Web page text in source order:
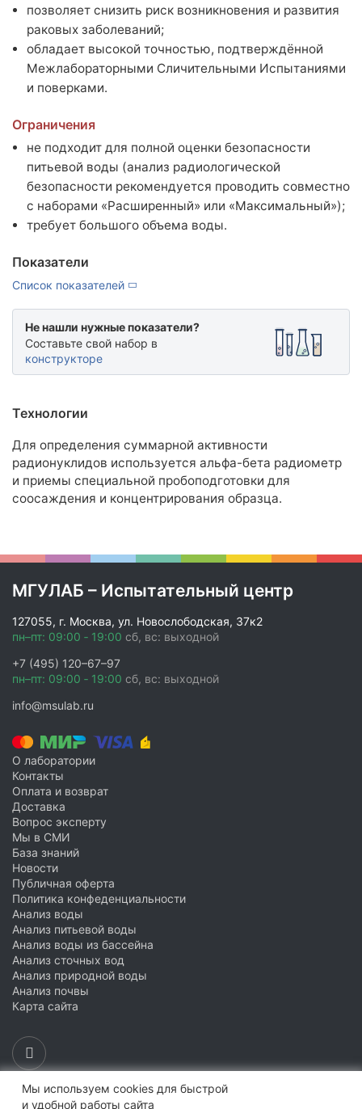
База знаний
Новости
Условия работы и сотрудничества
Доставка
Оплата и возврат
Акции
Публичная оферта
Политика конфиденциальности
Вакансии
Партнёрство
позволяет снизить риск возникновения и развития
раковых заболеваний;
обладает высокой точностью, подтверждённой
Межлабораторными Сличительными Испытаниями
и поверками.
Ограничения
не подходит для полной оценки безопасности
питьевой воды (анализ радиологической
безопасности рекомендуется проводить совместно
с наборами «Расширенный» или «Максимальный»);
требует большого объема воды.
Показатели
Список показателей
Не нашли нужные показатели?
Составьте свой набор в
конструкторе
Технологии
Для определения суммарной активности
радионуклидов используется альфа-бета радиометр
и приемы специальной пробоподготовки для
соосаждения и концентрирования образца.
МГУЛАБ – Испытательный центр
127055, г. Москва, ул. Новослободская, 37к2
пн–пт: 09:00 ‑ 19:00 сб, вс: выходной
+7 (495) 120–67–97
пн–пт: 09:00 ‑ 19:00 сб, вс: выходной
info@msulab.ru
О лаборатории
Контакты
Оплата и возврат
Доставка
Вопрос эксперту
Мы в СМИ
База знаний
Новости
Публичная оферта
Политика конфеденциальности
Анализ воды
Анализ питьевой воды
Анализ воды из бассейна
Анализ сточных вод
Анализ природной воды
Анализ почвы
Карта сайта
Обратный звонок
Мы используем cookies для быстрой
и удобной работы сайта